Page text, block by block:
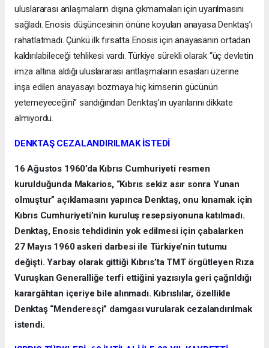
uluslararası anlaşmaların dışına çıkmamaları için uyarılmasını
sağladı. Enosis düşüncesinin önüne koyulan anayasa Denktaş’ı
rahatlatmadı. Çünkü ilk fırsatta Enosis için anayasanın ortadan
kaldırılabileceği tehlikesi vardı. Türkiye sürekli olarak “üç devletin
imza altına aldığı uluslararası antlaşmaların esasları üzerine
inşa edilen anayasayı bozmaya hiç kimsenin gücünün
yetemeyeceğini” sandığından Denktaş’ın uyarılarını dikkate
almıyordu.
DENKTAŞ CEZALANDIRILMAK İSTEDİ
16 Ağustos 1960’da Kıbrıs Cumhuriyeti resmen
kurulduğunda Makarios, “Kıbrıs sekiz asır sonra Yunan
olmuştur” açıklamasını yapınca Denktaş, onu kınamak için
Kıbrıs Cumhuriyeti’nin kuruluş resepsiyonuna katılmadı.
Denktaş, Enosis tehdidinin yok edilmesi için çabalarken
27 Mayıs 1960 askeri darbesi ile Türkiye’nin tutumu
değişti. Yarbay olarak gittiği Kıbrıs’ta TMT örgütleyen Rıza
Vuruşkan Generalliğe terfi ettiğini yazısıyla geri çağrıldığı
karargâhtan içeriye bile alınmadı. Kıbrıslılar, özellikle
Denktaş “Menderesçi” damgası vurularak cezalandırılmak
istendi.